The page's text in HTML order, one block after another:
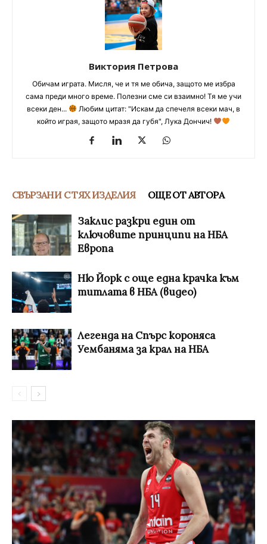
Виктория Петрова
Обичам играта. Мисля, че и тя ме обича, защото ме избра
сама преди много време. Полезни сме си взаимно! Тя ме учи
всеки ден...
Любим цитат: "Искам да спечеля всеки мач, в
който играя, защото мразя да губя", Лука Дончич!
СВЪРЗАНИ С ТЯХ ИЗДЕЛИЯ ОЩЕ ОТ АВТОРА
Заклис разкри един от
ключовите принципи на НБА
Европа
Ню Йорк с още една крачка към
титлата в НБА (видео)
Легенда на Спърс короняса
Уембаняма за крал на НБА